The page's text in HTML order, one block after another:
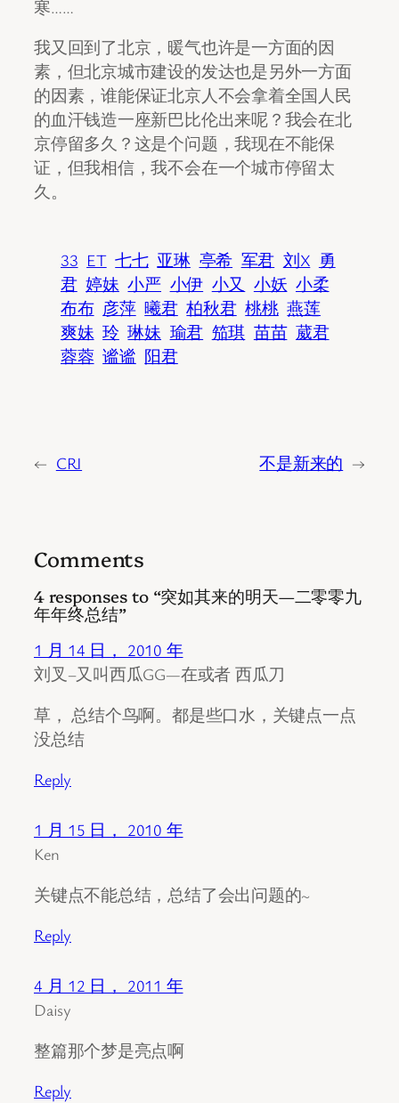
寒……
我又回到了北京，暖气也许是一方面的因
素，但北京城市建设的发达也是另外一方面
的因素，谁能保证北京人不会拿着全国人民
的血汗钱造一座新巴比伦出来呢？我会在北
京停留多久？这是个问题，我现在不能保
证，但我相信，我不会在一个城市停留太
久。
33 ET 七七 亚琳 亭希 军君 刘X 勇
君 婷妹 小严 小伊 小又 小妖 小柔
布布 彦萍 曦君 柏秋君 桃桃 燕莲
爽妹 玲 琳妹 瑜君 笳琪 苗苗 葳君
蓉蓉 谧谧 阳君
← CRI 不是新来的 →
Comments
4 responses to “突如其来的明天—二零零九
年年终总结”
1 月 14 日， 2010 年
刘叉–又叫西瓜GG—在或者 西瓜刀
草， 总结个鸟啊。都是些口水，关键点一点
没总结
Reply
1 月 15 日， 2010 年
Ken
关键点不能总结，总结了会出问题的~
Reply
4 月 12 日， 2011 年
Daisy
整篇那个梦是亮点啊
Reply